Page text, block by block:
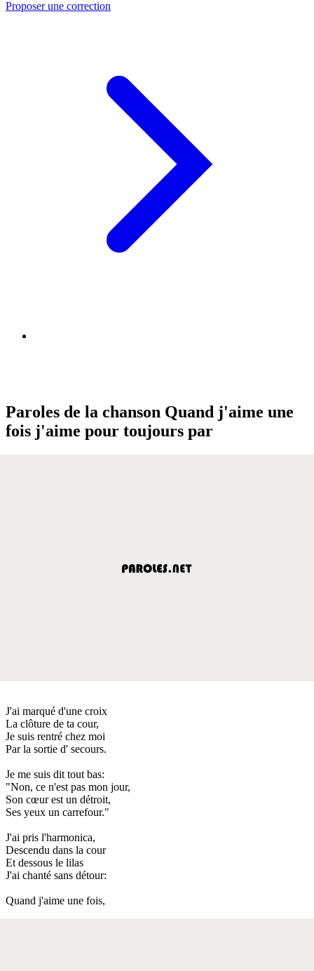
Proposer une correction
Paroles de la chanson Quand j'aime une
fois j'aime pour toujours par
J'ai marqué d'une croix
La clôture de ta cour,
Je suis rentré chez moi
Par la sortie d' secours.
Je me suis dit tout bas:
"Non, ce n'est pas mon jour,
Son cœur est un détroit,
Ses yeux un carrefour."
J'ai pris l'harmonica,
Descendu dans la cour
Et dessous le lilas
J'ai chanté sans détour:
Quand j'aime une fois,